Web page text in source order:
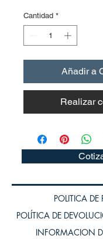
Cantidad *
Añadir a
Realizar
POLITICA DE
POLÍTICA DE
INFORMACION